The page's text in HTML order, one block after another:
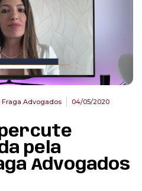
Fraga Advogados 04/05/2020
pela
Advogados